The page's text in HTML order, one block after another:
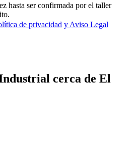
hasta ser confirmada por el taller
de privacidad y Aviso Legal
cerca de El